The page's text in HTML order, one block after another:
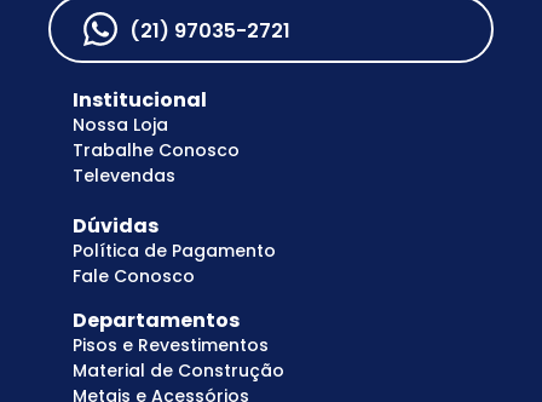
(21) 97035-2721
Institucional
Nossa Loja
Trabalhe Conosco
Televendas
Dúvidas
Política de Pagamento
Fale Conosco
Departamentos
Pisos e Revestimentos
Material de Construção
Metais e Acessórios